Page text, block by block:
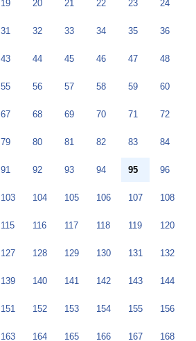
19 20 21 22 23 24
31 32 33 34 35 36
43 44 45 46 47 48
55 56 57 58 59 60
67 68 69 70 71 72
79 80 81 82 83 84
91 92 93 94 95 96
103 104 105 106 107 108
115 116 117 118 119 120
127 128 129 130 131 132
139 140 141 142 143 144
151 152 153 154 155 156
163 164 165 166 167 168